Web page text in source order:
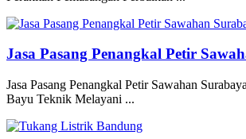
Jasa Pasang Penangkal Petir
Jasa Pasang Penangkal Petir Sawahan
Bayu Teknik Melayani ...